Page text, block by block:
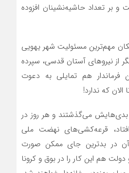
و بر تعداد حاشیه‌نشینان افزوده
مهم‌ترین مسئولیت شهر یهویی
از نیروهای آستان قدسی، سپرده
هم تمایلی به دعوت
که ندارد!
بدی‌هایش می‌گذشتند و هر روز در
قرعه‌کشی‌های نهضت ملی
در بدترین جای ممکن صورت
هم این کار را در بوق و کرونا